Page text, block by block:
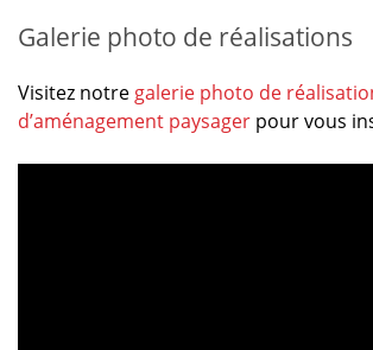
Galerie photo de réalisations
Visitez notre galerie photo de
d’aménagement paysager pour vous